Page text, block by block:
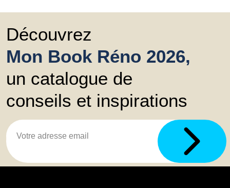
Découvrez
Mon Book Réno 2026,
un catalogue de
conseils et inspirations